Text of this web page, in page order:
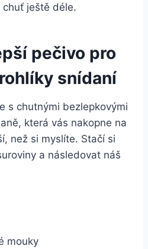
ještě déle.
pečivo pro
snídaní
s chutnými bezlepkovými
která vás nakopne na
než si myslíte. Stačí si
a následovat náš
mouky